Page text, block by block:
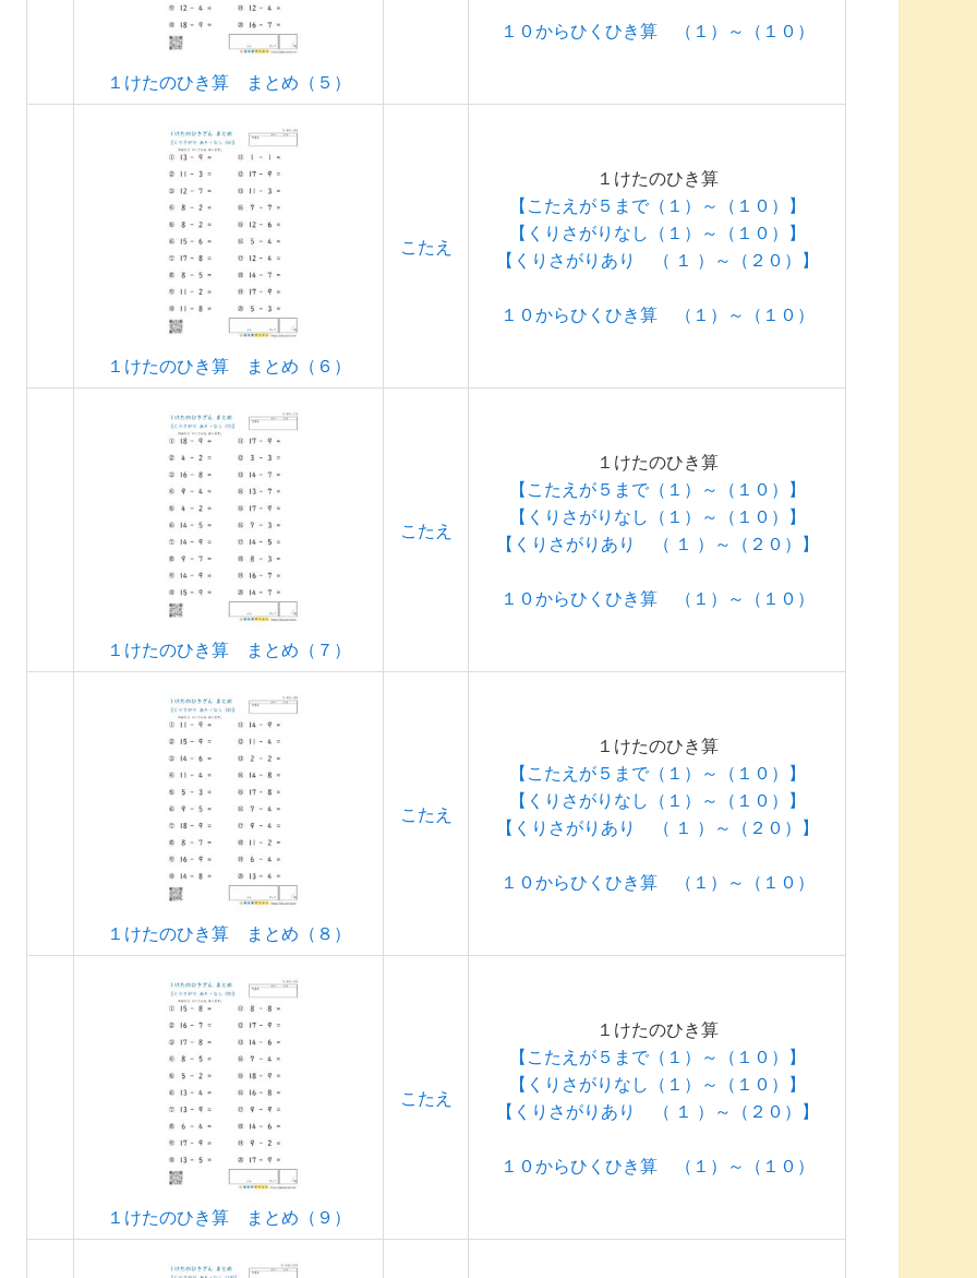
１けたのひき算 まとめ（５）
１０からひくひき算 （１）～（１０）
１けたのひき算 まとめ（６）
こたえ
１けたのひき算
【こたえが５まで（１）～（１０）】
【くりさがりなし（１）～（１０）】
【くりさがりあり （ １ ）～（２０）】
１０からひくひき算 （１）～（１０）
１けたのひき算 まとめ（７）
こたえ
１けたのひき算
【こたえが５まで（１）～（１０）】
【くりさがりなし（１）～（１０）】
【くりさがりあり （ １ ）～（２０）】
１０からひくひき算 （１）～（１０）
１けたのひき算 まとめ（８）
こたえ
１けたのひき算
【こたえが５まで（１）～（１０）】
【くりさがりなし（１）～（１０）】
【くりさがりあり （ １ ）～（２０）】
１０からひくひき算 （１）～（１０）
１けたのひき算 まとめ（９）
こたえ
１けたのひき算
【こたえが５まで（１）～（１０）】
【くりさがりなし（１）～（１０）】
【くりさがりあり （ １ ）～（２０）】
１０からひくひき算 （１）～（１０）